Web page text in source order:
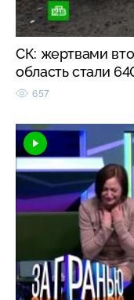
СК: жертвами
область стали
657